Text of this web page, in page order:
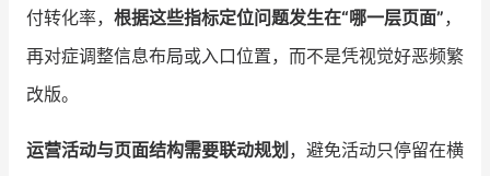
付转化率， 根据这些指标定位问题发生在“哪一层页面”，
再对症调整信息布局或入口位置，而不是凭视觉好恶频繁
改版。
运营活动与页面结构需要联动规划 ，避免活动只停留在横